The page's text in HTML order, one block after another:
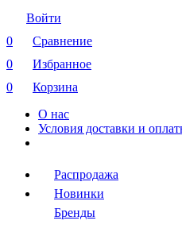
Войти
0
Сравнение
0
Избранное
0
Корзина
О нас
Условия доставки и
Распродажа
Новинки
Бренды